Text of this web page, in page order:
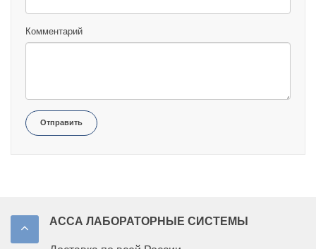
Комментарий
Отправить
АССА ЛАБОРАТОРНЫЕ СИСТЕМЫ